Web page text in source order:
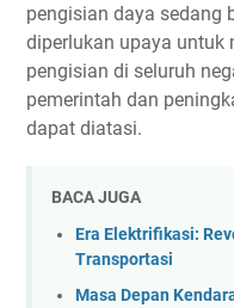
pengisian daya sedang
diperlukan upaya untuk
pengisian di seluruh
pemerintah dan
dapat diatasi.
BACA JUGA
Era Elektrifikasi:
Transportasi
Masa Depan